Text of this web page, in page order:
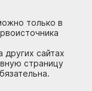
только в
других сайтах
страницу